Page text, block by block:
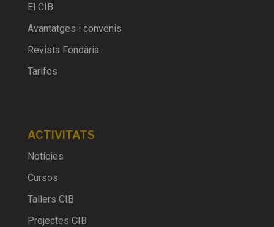
El CIB
Avantatges i convenis
Revista Fondària
Tarifes
ACTIVITATS
Notícies
Cursos
Tallers CIB
Projectes CIB